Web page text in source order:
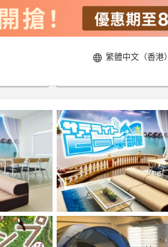
繁體中文（香港）